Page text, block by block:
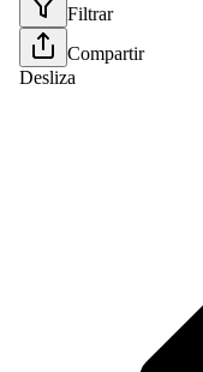
Filtrar
Compartir
Desliza